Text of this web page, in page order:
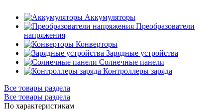
Аккумуляторы
Преобразователи
напряжения
Конверторы
Зарядные устройства
Солнечные панели
Контроллеры заряда
Все товары раздела
Все товары раздела
По характеристикам